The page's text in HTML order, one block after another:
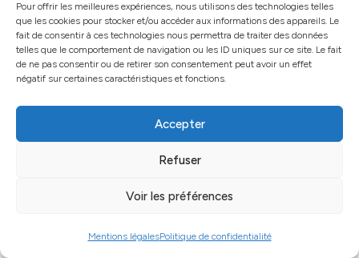
Pour offrir les meilleures expériences, nous utilisons des technologies telles
que les cookies pour stocker et/ou accéder aux informations des appareils. Le
fait de consentir à ces technologies nous permettra de traiter des données
telles que le comportement de navigation ou les ID uniques sur ce site. Le fait
de ne pas consentir ou de retirer son consentement peut avoir un effet
négatif sur certaines caractéristiques et fonctions.
Accepter
Refuser
Voir les préférences
Mentions légalesPolitique de confidentialité